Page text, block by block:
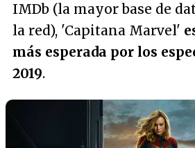
IMDb (la mayor base de
la red), 'Capitana Marvel'
más esperada por los
2019.